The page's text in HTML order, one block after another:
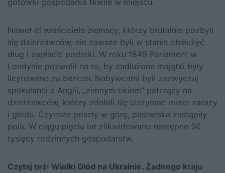
gotówki gospodarka tkwiła w miejscu.
Nawet ci właściciele ziemscy, którzy brutalnie pozbyli
się dzierżawców, nie zawsze byli w stanie obsłużyć
dług i zapłacić podatki. W roku 1849 Parlament w
Londynie pozwolił na to, by zadłużone majątki były
licytowane za bezcen. Nabywcami byli zazwyczaj
spekulanci z Anglii, „zimnym okiem” patrzący na
dzierżawców, którzy zdołali się utrzymać mimo zarazy
i głodu. Czynsze poszły w górę, pastwiska zastąpiły
pola. W ciągu pięciu lat zlikwidowano następne 50
tysięcy rodzinnych gospodarstw.
Czytaj też: Wielki Głód na Ukrainie. Żadnego kraju